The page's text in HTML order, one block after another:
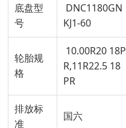
底盘型
号
DNC1180GN
KJ1-60
轮胎规
格
10.00R20 18P
R,11R22.5 18
PR
排放标
准
国六